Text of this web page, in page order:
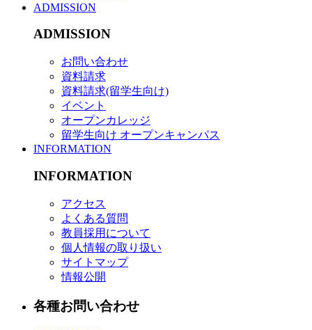
ADMISSION
ADMISSION
お問い合わせ
資料請求
資料請求(留学生向け)
イベント
オープンカレッジ
留学生向け オープンキャンパス
INFORMATION
INFORMATION
アクセス
よくある質問
教員採用について
個人情報の取り扱い
サイトマップ
情報公開
各種お問い合わせ